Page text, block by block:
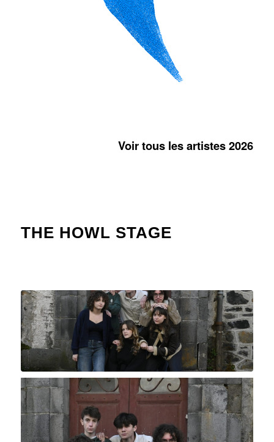
Voir tous les artistes 2026
THE HOWL STAGE